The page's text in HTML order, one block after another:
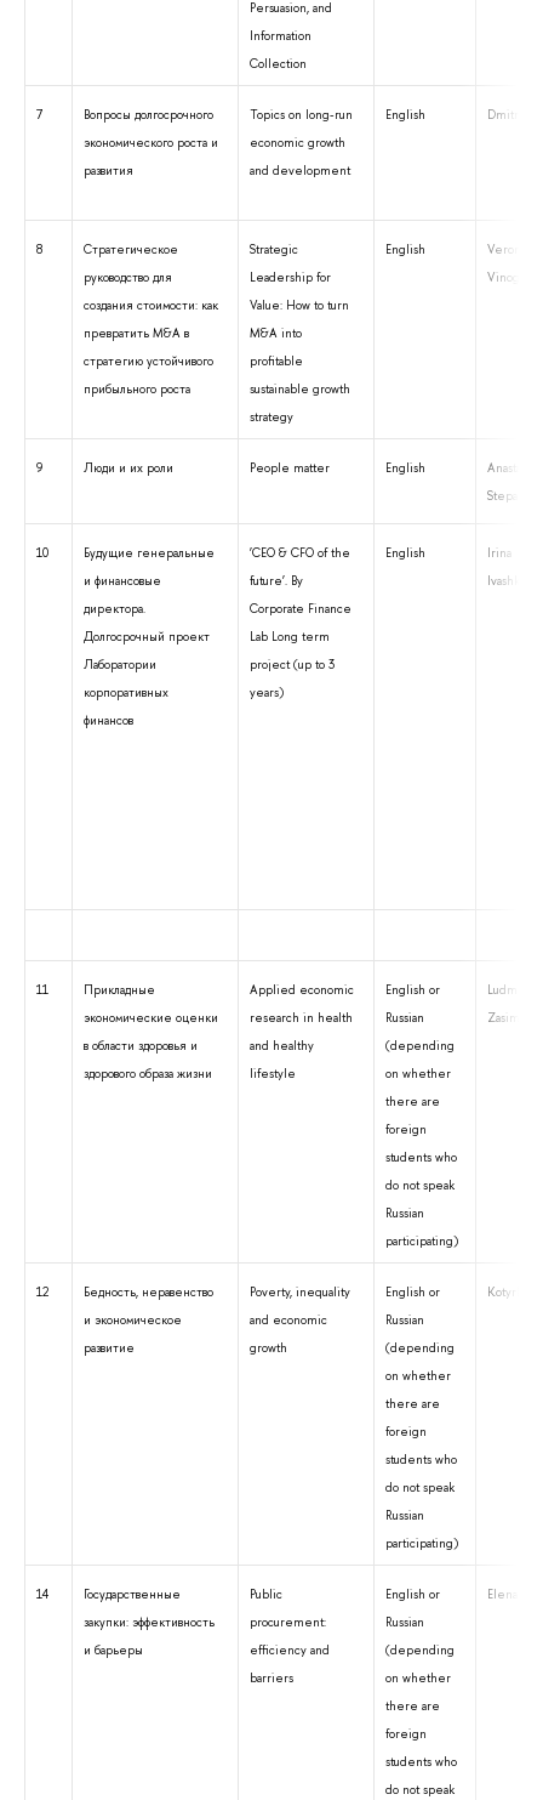
Persuasion, and
Information
Collection
7
Вопросы долгосрочного
экономического роста и
развития
Topics on long-run
economic growth
and development
English Dmitry
8
Стратегическое
руководство для
создания стоимости: как
превратить М&А в
стратегию устойчивого
прибыльного роста
Strategic
Leadership for
Value: How to turn
M&A into
profitable
sustainable growth
strategy
English
Veronika
9 Люди и их роли People matter English
Anastasia
Stepanova
10
Будущие генеральные
и финансовые
директора.
Долгосрочный проект
Лаборатории
корпоративных
финансов
‘CEO & CFO of the
future’. By
Corporate Finance
Lab Long term
project (up to 3
years)
English
Irina
11
Прикладные
экономические оценки
в области здоровья и
здорового образа жизни
Applied economic
research in health
and healthy
lifestyle
English or
Russian
(depending
on whether
there are
foreign
students who
do not speak
Russian
participating)
Ludmila
Zasimova
12
Бедность, неравенство
и экономическое
развитие
Poverty, inequality
and economic
growth
English or
Russian
(depending
on whether
there are
foreign
students who
do not speak
Russian
participating)
Kotyrlo
14
Государственные
закупки: эффективность
и барьеры
Public
procurement:
efficiency and
barriers
English or
Russian
(depending
on whether
there are
foreign
students who
do not speak
Elena